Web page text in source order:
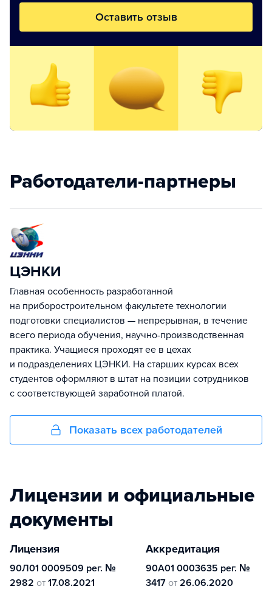
Оставить отзыв
Работодатели-партнеры
ЦЭНКИ
Главная особенность разработанной
на приборостроительном факультете технологии
подготовки специалистов — непрерывная, в течение
всего периода обучения, научно-производственная
практика. Учащиеся проходят ее в цехах
и подразделениях ЦЭНКИ. На старших курсах всех
студентов оформляют в штат на позиции сотрудников
с соответствующей заработной платой.
Показать всех работодателей
Лицензии и официальные
документы
Лицензия
90Л01 0009509 рег. №
2982 от 17.08.2021
Аккредитация
90А01 0003635 рег. №
3417 от 26.06.2020